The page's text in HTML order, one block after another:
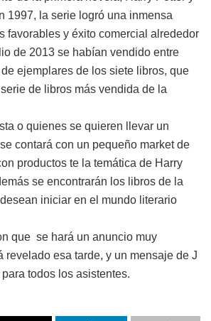
1997, la serie logró una inmensa
favorables y éxito comercial alrededor
de 2013 se habían vendido entre
ejemplares de los siete libros, que
de libros más vendida de la
o quienes se quieren llevar un
contará con un pequeño market de
productos te la temática de Harry
se encontrarán los libros de la
iniciar en el mundo literario
que se hará un anuncio muy
revelado esa tarde, y un mensaje de J
todos los asistentes.